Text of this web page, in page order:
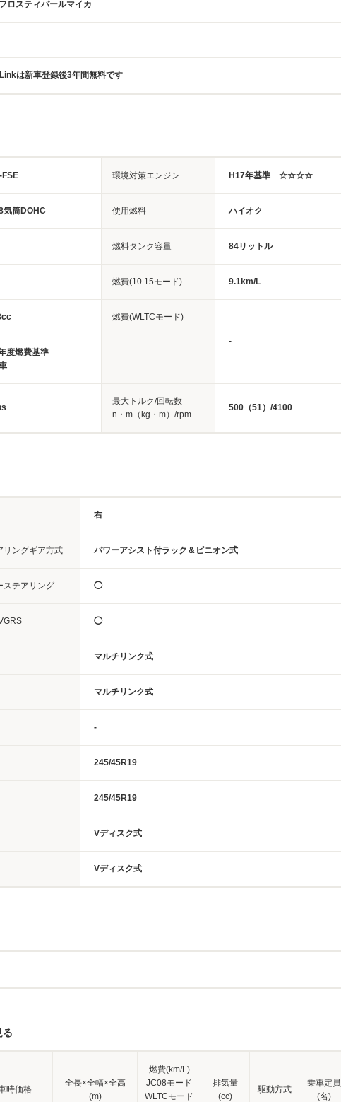
ロスティパールマイカ
は新車登録後3年間無料です
環境対策エンジン H17年基準 ☆☆☆☆
気筒DOHC 使用燃料 ハイオク
燃料タンク容量 84リットル
燃費(10.15モード) 9.1km/L
燃費(WLTCモード)
-
度燃費基準
最大トルク/回転数
n・m（kg・m）/rpm
500（51）/4100
右
リングギア方式 パワーアシスト付ラック＆ピニオン式
ステアリング ◯
◯
マルチリンク式
マルチリンク式
-
245/45R19
245/45R19
Vディスク式
Vディスク式
る
時価格
全長×全幅×全高
(m)
燃費(km/L)
JC08モード
WLTCモード
排気量
(cc)
駆動方式
乗車定員
(名)